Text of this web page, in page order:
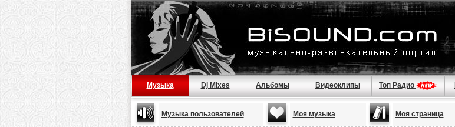
Музыка Dj Mixes Альбомы Видеоклипы Топ Радио
Музыка пользователей Моя музыка Моя страница